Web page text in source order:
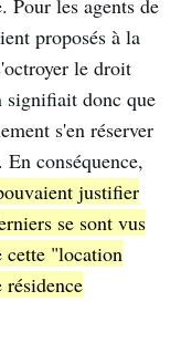
Pour les agents de
proposés à la
le droit
signifiait donc que
s'en réserver
conséquence,
justifier
se sont vus
cette "location